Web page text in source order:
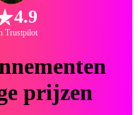
4.9
Trustpilot
prijzen